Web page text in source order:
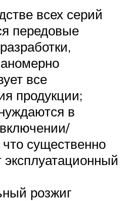
всех серий
передовые
все
продукции;
в
существенно
эксплуатационный
розжиг